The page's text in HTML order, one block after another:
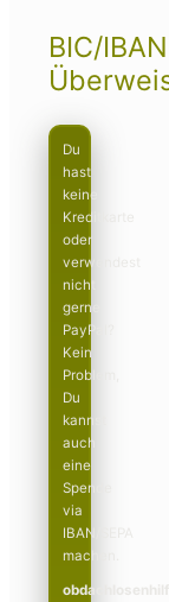
BIC/IBAN
Du
hast
keine
Kreditkarte
oder
verwendest
nicht
gerne
PayPal?
Kein
Problem,
Du
kannst
auch
eine
Spende
via
IBAN/SEPA
machen.